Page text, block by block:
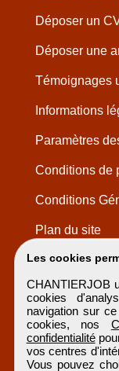
Les cookies
CHANTIERJOB
cookies
navigation sur
cookies, nos
confidentialité
vos centres
Vous pouvez
Déposer un
Déposer une
Témoignages
Informations
Paramètres
Conditions de
Conditions
Plan du site